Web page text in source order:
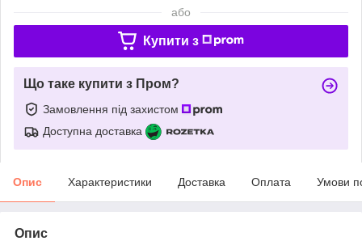
або
Купити з
Що таке купити з Пром?
Замовлення під захистом
Доступна доставка
Опис Характеристики Доставка Оплата Умови
Опис